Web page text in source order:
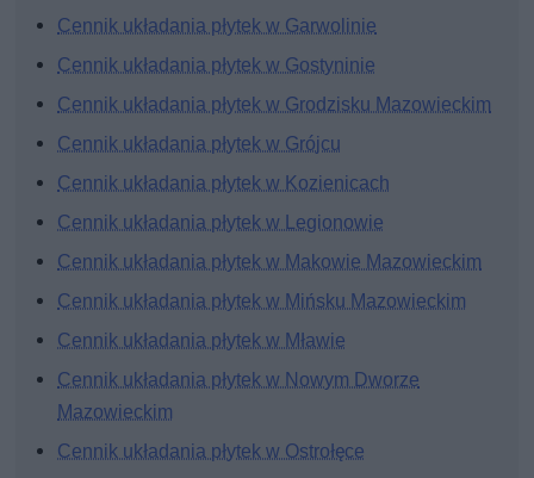
Cennik układania płytek w Garwolinie
Cennik układania płytek w Gostyninie
Cennik układania płytek w Grodzisku Mazowieckim
Cennik układania płytek w Grójcu
Cennik układania płytek w Kozienicach
Cennik układania płytek w Legionowie
Cennik układania płytek w Makowie Mazowieckim
Cennik układania płytek w Mińsku Mazowieckim
Cennik układania płytek w Mławie
Cennik układania płytek w Nowym Dworze
Mazowieckim
Cennik układania płytek w Ostrołęce